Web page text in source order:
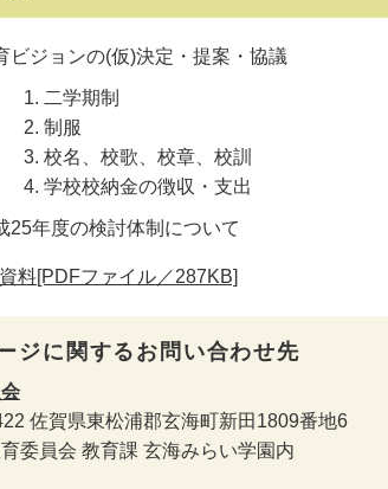
ビジョンの(仮)決定・提案・協議
二学期制
制服
校名、校歌、校章、校訓
学校校納金の徴収・支出
25年度の検討体制について
料[PDFファイル／287KB]
ジに関するお問い合わせ先
佐賀県東松浦郡玄海町新田1809番地6
委員会 教育課 玄海みらい学園内